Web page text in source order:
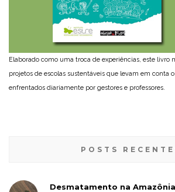
Elaborado como uma troca de experiências, este livro
projetos de escolas sustentáveis que levam em conta
enfrentados diariamente por gestores e professores.
POSTS
Desmatamento na